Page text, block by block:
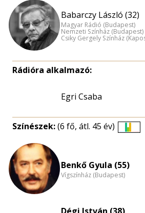
Babarczy László (32)
Magyar Rádió (Budapest)
Nemzeti Színház (Budapest)
Csiky Gergely Színház
Rádióra alkalmazó:
Egri Csaba
Színészek:(6 fő, átl. 45 év)
Benkő Gyula (55)
Vígszínház (Budapest)
Dégi István (38)